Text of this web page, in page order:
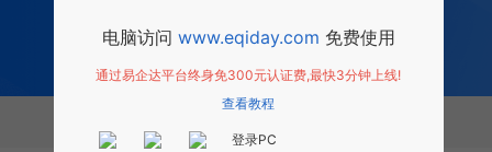
电脑访问 www.eqiday.com 免费使用
通过易企达平台终身免300元认证费,最快3分钟上线!
查看教程
登录PC